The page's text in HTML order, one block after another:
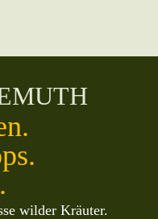
wilder Kräuter.